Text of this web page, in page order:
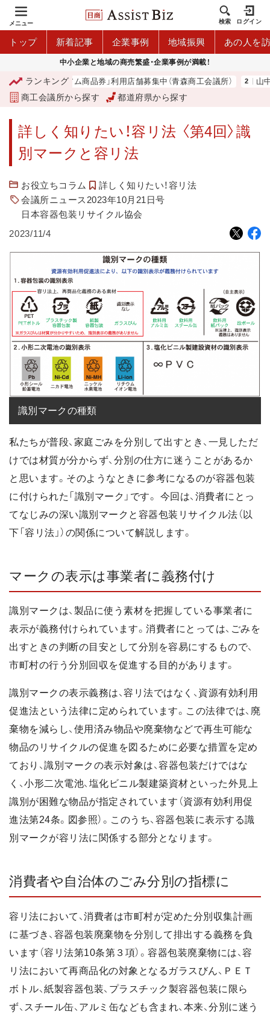
メニュー 検索 ログイン
トップ 新着記事 企業事例 地域振興 あの人を
中小企業と地域の商売繁盛・企業事例が満載！
ランキング
「青森市プレミアム商品券」利用店舗募集中（青森商工会議所） 山中
商工会議所から探す 都道府県から探す
詳しく知りたい！容リ法 〈第4回〉識
別マークと容リ法
お役立ちコラム
詳しく知りたい！容リ法
会議所ニュース2023年10月21日号
日本容器包装リサイクル協会
2023/11/4
識別マークの種類
私たちが普段、家庭ごみを分別して出すとき、一見しただ
けでは材質が分からず、分別の仕方に迷うことがあるか
と思います。そのようなときに参考になるのが容器包装
に付けられた「識別マーク」です。 今回は、消費者にとっ
てなじみの深い識別マークと容器包装リサイクル法（以
下「容リ法」）の関係について解説します。
マークの表示は事業者に義務付け
識別マークは、製品に使う素材を把握している事業者に
表示が義務付けられています。消費者にとっては、ごみを
出すときの判断の目安として分別を容易にするもので、
市町村の行う分別回収を促進する目的があります。
識別マークの表示義務は、容リ法ではなく、資源有効利用
促進法という法律に定められています。この法律では、廃
棄物を減らし、使用済み物品や廃棄物などで再生可能な
物品のリサイクルの促進を図るために必要な措置を定め
ており、識別マークの表示対象は、容器包装だけではな
く、小形二次電池、塩化ビニル製建築資材といった外見上
識別が困難な物品が指定されています（資源有効利用促
進法第24条。図参照）。このうち、容器包装に表示する識
別マークが容リ法に関係する部分となります。
消費者や自治体のごみ分別の指標に
容リ法において、消費者は市町村が定めた分別収集計画
に基づき、容器包装廃棄物を分別して排出する義務を負
います（容リ法第10条第３項）。容器包装廃棄物には、容
リ法において再商品化の対象となるガラスびん、ＰＥＴ
ボトル、紙製容器包装、プラスチック製容器包装に限ら
ず、スチール缶、アルミ缶なども含まれ、本来、分別に迷う